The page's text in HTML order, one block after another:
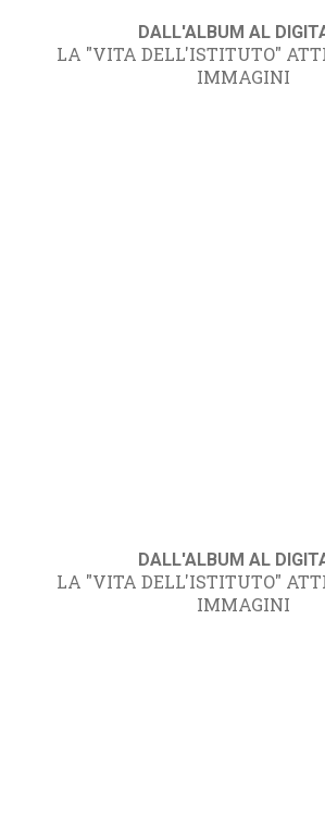
DALL'ALBUM AL
LA "VITA DELL'ISTITUTO"
IMMAGINI
DALL'ALBUM AL
LA "VITA DELL'ISTITUTO"
IMMAGINI